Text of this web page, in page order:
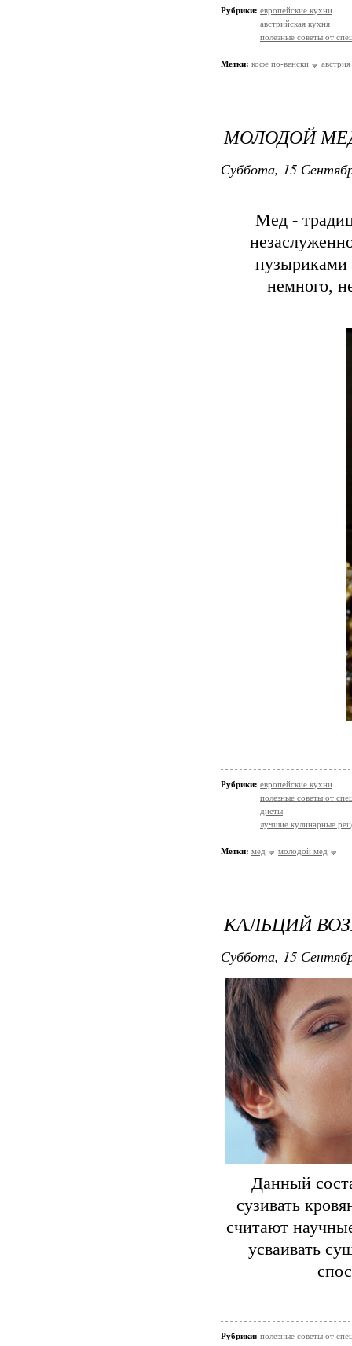
Рубрики: европейские кухни
австрийская кухня
полезные советы от
Метки: кофе по-венски австрия
МОЛОДОЙ
Суббота, 15
Мед -
пузыриками
немного,
Рубрики: европейские кухни
полезные советы от
диеты
лучшие кулинарные
Метки: мёд молодой мёд
КАЛЬЦИЙ
Суббота, 15
Данный
сузивать
считают
усваивать
Рубрики: полезные советы от